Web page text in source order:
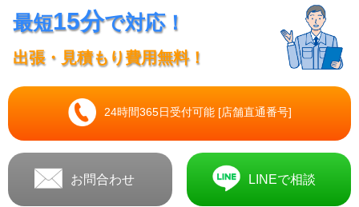
最短15分で対応！
出張・見積もり費用無料！
24時間365日受付可能 [店舗直通番号]
お問合わせ LINEで相談